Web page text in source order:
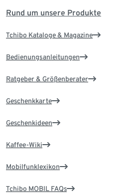
Rund um unsere Produkte
Tchibo Kataloge & Magazine
Bedienungsanleitungen
Ratgeber & Größenberater
Geschenkkarte
Geschenkideen
Kaffee-Wiki
Mobilfunklexikon
Tchibo MOBIL FAQs